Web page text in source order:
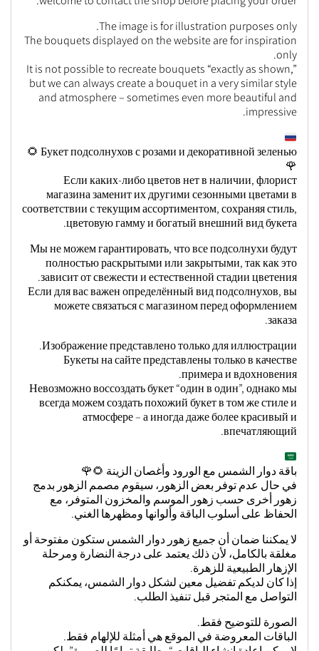
The image is for illustration purposes only.
The bouquets displayed on the website are for inspiration
only.
It is not possible to recreate bouquets “exactly as shown,”
but we can always create a bouquet in a very similar style
and atmosphere – sometimes even more beautiful and
impressive.
Букет подсолнухов с розами и декоративной зеленью 🌻
🌹
Если каких-либо цветов нет в наличии, флорист
магазина заменит их другими сезонными цветами в
соответствии с текущим ассортиментом, сохраняя стиль,
цветовую гамму и богатый внешний вид букета.
Мы не можем гарантировать, что все подсолнухи будут
полностью раскрытыми или закрытыми, так как это
зависит от свежести и естественной стадии цветения.
Если для вас важен определённый вид подсолнухов, вы
можете связаться с магазином перед оформлением
заказа.
Изображение представлено только для иллюстрации.
Букеты на сайте представлены только в качестве
примера и вдохновения.
Невозможно воссоздать букет “один в один”, однако мы
всегда можем создать похожий букет в том же стиле и
атмосфере – а иногда даже более красивый и
впечатляющий.
باقة دوار الشمس مع الورود وأغصان الزينة 🌻🌹
في حال عدم توفر بعض الزهور، سيقوم مصمم الزهور بدمج
زهور أخرى حسب زهور الموسم والمخزون المتوفر، مع
الحفاظ على أسلوب الباقة وألوانها ومظهرها الغني.
لا يمكننا ضمان أن جميع زهور دوار الشمس ستكون مفتوحة أو
مغلقة بالكامل، لأن ذلك يعتمد على درجة النضارة ومرحلة
الإزهار الطبيعية للزهرة.
إذا كان لديكم تفضيل معين لشكل دوار الشمس، يمكنكم
التواصل مع المتجر قبل تنفيذ الطلب.
الصورة للتوضيح فقط.
الباقات المعروضة في الموقع هي أمثلة للإلهام فقط.